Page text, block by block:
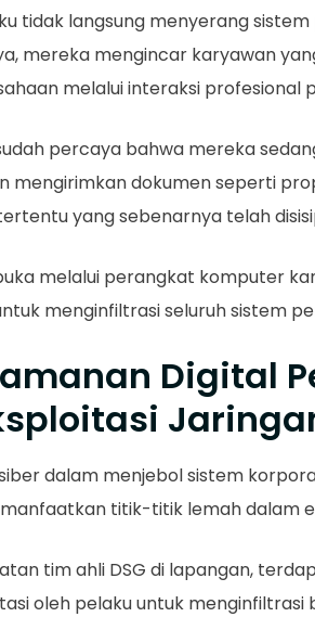
tidak langsung menyerang
mereka mengincar karyawan
melalui interaksi profesional
percaya bahwa mereka
mengirimkan dokumen seperti
yang sebenarnya telah
melalui perangkat komputer
menginfiltrasi seluruh sistem
Digital
dalam menjebol sistem
titik-titik lemah dalam
tim ahli DSG di lapangan,
oleh pelaku untuk menginfiltrasi